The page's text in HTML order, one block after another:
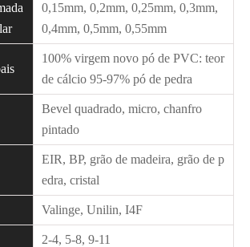
0,15mm, 0,2mm, 0,25mm, 0,3mm,
0,4mm, 0,5mm, 0,55mm
100% virgem novo pó de PVC: teor
de cálcio 95-97% pó de pedra
Bevel quadrado, micro, chanfro
pintado
EIR, BP, grão de madeira, grão de p
edra, cristal
Valinge, Unilin, I4F
2-4, 5-8, 9-11